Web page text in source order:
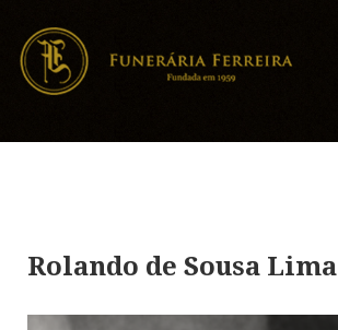
Rolando de Sousa Lima